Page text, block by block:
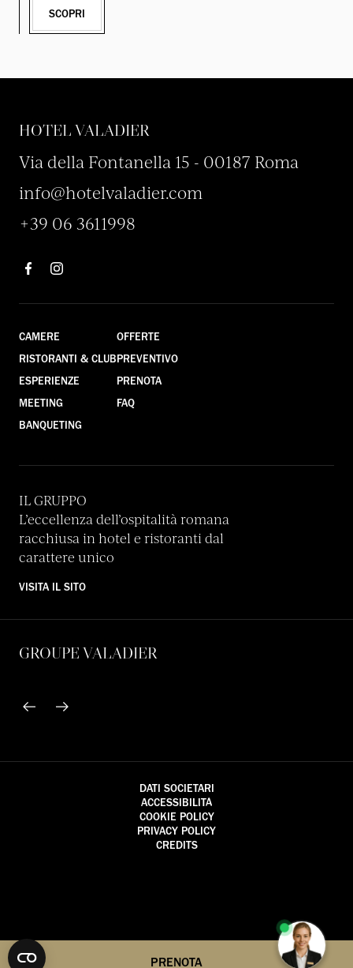
PRENOTA
SCOPRI
HOTEL VALADIER
Via della Fontanella 15 - 00187 Roma
info@hotelvaladier.com
+39 06 3611998
CAMERE
RISTORANTI & CLUB
ESPERIENZE
MEETING
BANQUETING
OFFERTE
PREVENTIVO
PRENOTA
FAQ
IL GRUPPO
L’eccellenza dell’ospitalità romana
racchiusa in hotel e ristoranti dal
carattere unico
VISITA IL SITO
GROUPE VALADIER
DATI SOCIETARI
ACCESSIBILITÀ
COOKIE POLICY
PRIVACY POLICY
CREDITS